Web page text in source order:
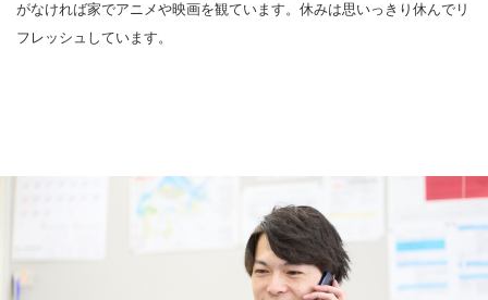
がなければ家でアニメや映画を観ています。休みは思いっきり休んでリ
フレッシュしています。